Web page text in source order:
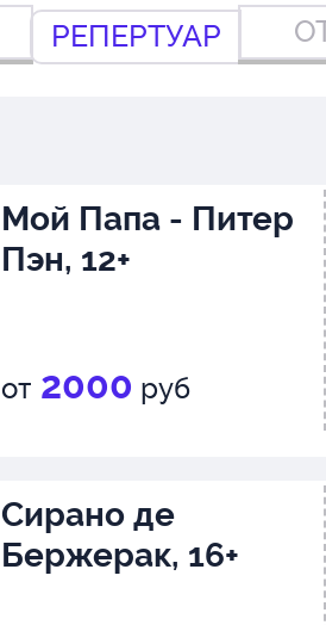
РЕПЕРТУАР
Мой Папа - Питер
Пэн, 12+
от 2000 руб
Сирано де
Бержерак, 16+